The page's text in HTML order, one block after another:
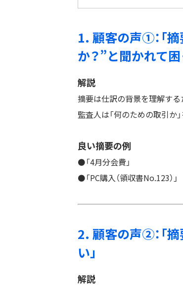
1. 顧客の声①：「
か？”と聞かれて困
解説
摘要は仕訳の背景を理解する
監査人は「何のための取引か
良い摘要の例
⚫️「4月分会費」
⚫️「PC購入（領収書No.123）」
2. 顧客の声②：「
い」
解説